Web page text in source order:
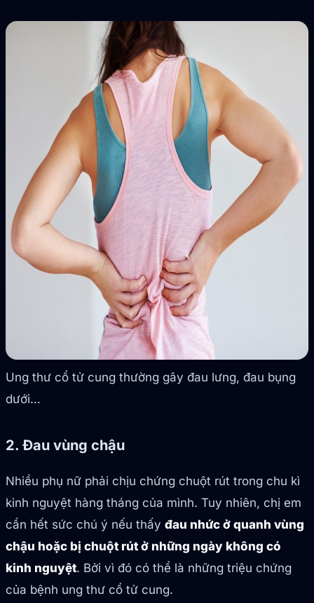
Ung thư cổ tử cung thường gây đau lưng, đau bụng
dưới…
2. Đau vùng chậu
Nhiều phụ nữ phải chịu chứng chuột rút trong chu kì
kinh nguyệt hàng tháng của mình. Tuy nhiên, chị em
cần hết sức chú ý nếu thấy đau nhức ở quanh vùng
chậu hoặc bị chuột rút ở những ngày không có
kinh nguyệt. Bởi vì đó có thể là những triệu chứng
của bệnh ung thư cổ tử cung.